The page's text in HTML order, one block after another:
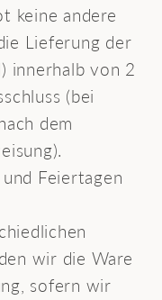
keine andere
Lieferung der
innerhalb von 2
(bei
dem
Feiertagen
wir die Ware
sofern wir